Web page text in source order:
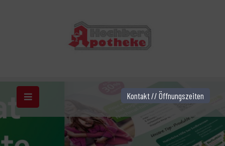
Kontakt // Öffnungszeiten